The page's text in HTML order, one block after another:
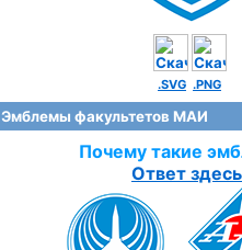
.SVG .PNG
Эмблемы факультетов МАИ
Почему такие
Ответ